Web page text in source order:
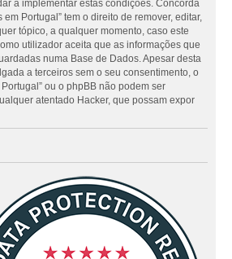
a implementar estas condições. Concorda
em Portugal” tem o direito de remover, editar,
tópico, a qualquer momento, caso este
utilizador aceita que as informações que
numa Base de Dados. Apesar desta
a terceiros sem o seu consentimento, o
ou o phpBB não podem ser
atentado Hacker, que possam expor